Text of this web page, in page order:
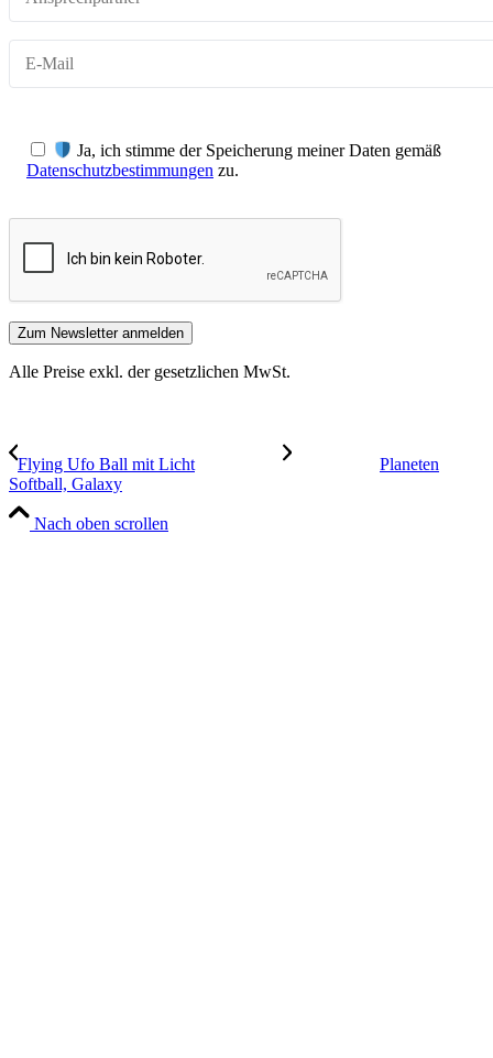
Ja, ich stimme der Speicherung meiner Daten gemäß
Datenschutzbestimmungen zu.
Alle Preise exkl. der gesetzlichen MwSt.
Flying Ufo Ball mit Licht
Planeten
Softball, Galaxy
Nach oben scrollen